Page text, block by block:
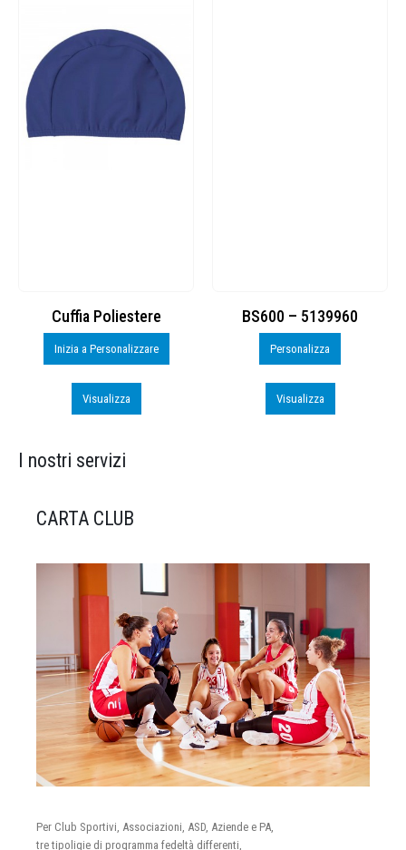
Cuffia Poliestere
Inizia a Personalizzare
Visualizza
BS600 – 5139960
Personalizza
Visualizza
I nostri servizi
CARTA CLUB
Per Club Sportivi, Associazioni, ASD, Aziende e PA,
tre tipoligie di programma fedeltà differenti,